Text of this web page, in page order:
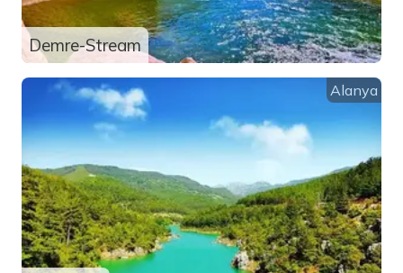
Demre-Stream
Alanya